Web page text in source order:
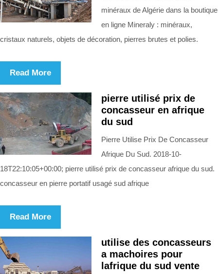
minéraux de Algérie dans la boutique
en ligne Mineraly : minéraux,
cristaux naturels, objets de décoration, pierres brutes et polies.
Read More
pierre utilisé prix de
concasseur en afrique
du sud
Pierre Utilise Prix De Concasseur
Afrique Du Sud. 2018-10-
18T22:10:05+00:00; pierre utilisé prix de concasseur afrique du sud.
concasseur en pierre portatif usagé sud afrique
Read More
utilise des concasseurs
a machoires pour
lafrique du sud vente